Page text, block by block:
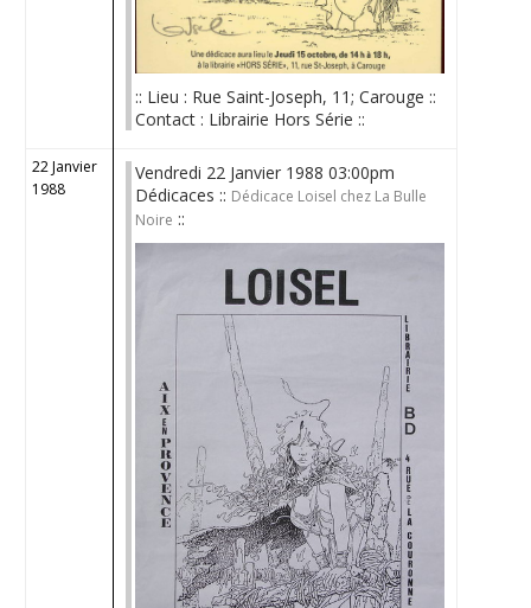
:: Lieu : Rue Saint-Joseph, 11; Carouge ::
Contact : Librairie Hors Série ::
22 Janvier
1988
Vendredi 22 Janvier 1988 03:00pm
Dédicaces :: Dédicace Loisel chez La Bulle
Noire ::